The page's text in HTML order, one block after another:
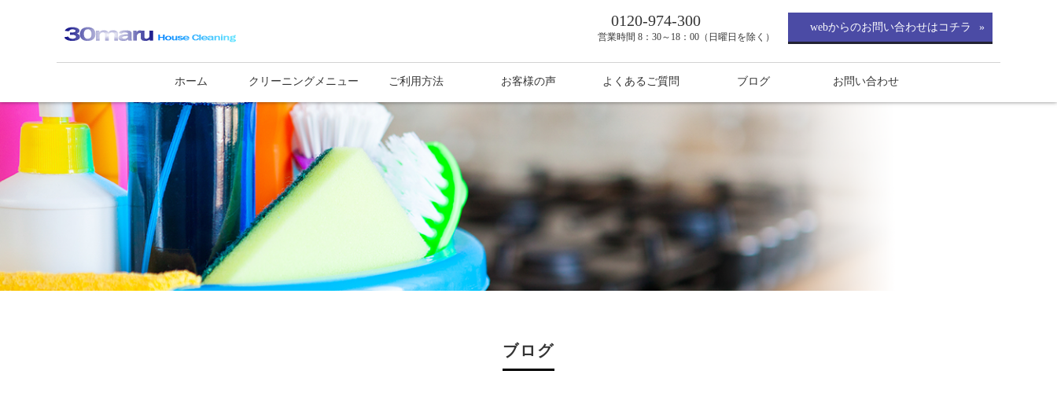
0120-974-300
営業時間 8：30～18：00（日曜日を除く）
webからのお問い合わせはコチラ
ホーム クリーニングメニュー ご利用方法 お客様の声 よくあるご質問 ブログ お問い合わせ
ブログ